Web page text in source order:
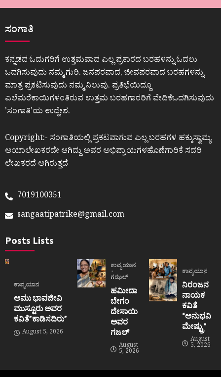
ಸಂಗಾತಿ
ಕನ್ನಡದ ಓದುಗರಿಗೆ ಉತ್ತಮವಾದ ಎಲ್ಲ ಪ್ರಕಾರದ ಬರಹಳನ್ನು ಓದಲು
ಒದಗಿಸುವುದು ನಮ್ಮ ಗುರಿ. ಜನಪರವಾದ, ಜೀವಪರವಾದ ಬರಹಗಳನ್ನು
ಮಾತ್ರ ಪ್ರಕಟಿಸುವುದು ನಮ್ಮ ನಿಲುವು. ಪ್ರತಿಭೆಯಿದ್ದೂ
ಎಲೆಮರೆಕಾಯಿಗಳಂತಿರುವ ಉತ್ತಮ ಬರಹಗಾರರಿಗೆ ವೇದಿಕೆಒದಗಿಸುವುದು
ʼಸಂಗಾತಿʼಯ ಉದ್ದೇಶ.
Copyright:- ಸಂಗಾತಿಯಲ್ಲಿ ಪ್ರಕಟವಾಗುವ ಎಲ್ಲ ಬರಹಗಳ ಹಕ್ಕುಸ್ವಾಮ್ಯ
ಆಯಾಲೇಖಕರದೇ ಆಗಿದ್ದು ಅವರ ಅಭಿಪ್ರಾಯಗಳಹೊಣೆಗಾರಿಕೆ ಸದರಿ
ಲೇಖಕರದೆ ಆಗಿರುತ್ತದೆ
7019100351
sangaatipatrike@gmail.com
Posts Lists
ಕಾವ್ಯಯಾನ
ಅಮು ಭಾವಜೀವಿ
ಮುಸ್ಟೂರು ಅವರ
ಕವಿತೆ”ಕಾಡಿಸದಿರು”
August 5, 2026
ಕಾವ್ಯಯಾನ
ಗಝಲ್
ಹಮೀದಾ
ಬೇಗಂ
ದೇಸಾಯಿ
ಅವರ
ಗಜಲ್
August
5, 2026
ಕಾವ್ಯಯಾನ
ನಿರಂಜನ
ನಾಯಕ
ಕವಿತೆ
“ಅನುಭವಿ
ಮೇಷ್ಟ್ರು”
August
5, 2026